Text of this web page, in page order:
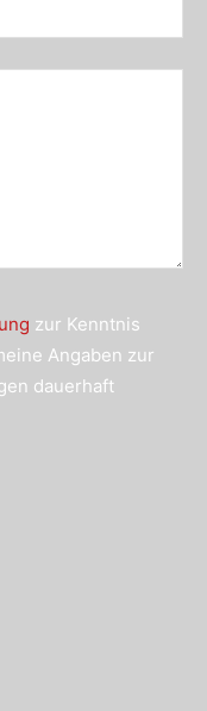
zur Kenntnis
Angaben zur
dauerhaft